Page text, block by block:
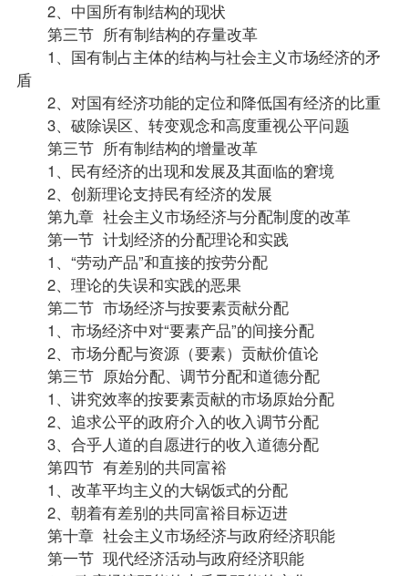
2、中国所有制结构的现状
第三节 所有制结构的存量改革
1、国有制占主体的结构与社会主义市场经济的矛
盾
2、对国有经济功能的定位和降低国有经济的比重
3、破除误区、转变观念和高度重视公平问题
第三节 所有制结构的增量改革
1、民有经济的出现和发展及其面临的窘境
2、创新理论支持民有经济的发展
第九章 社会主义市场经济与分配制度的改革
第一节 计划经济的分配理论和实践
1、“劳动产品”和直接的按劳分配
2、理论的失误和实践的恶果
第二节 市场经济与按要素贡献分配
1、市场经济中对“要素产品”的间接分配
2、市场分配与资源（要素）贡献价值论
第三节 原始分配、调节分配和道德分配
1、讲究效率的按要素贡献的市场原始分配
2、追求公平的政府介入的收入调节分配
3、合乎人道的自愿进行的收入道德分配
第四节 有差别的共同富裕
1、改革平均主义的大锅饭式的分配
2、朝着有差别的共同富裕目标迈进
第十章 社会主义市场经济与政府经济职能
第一节 现代经济活动与政府经济职能